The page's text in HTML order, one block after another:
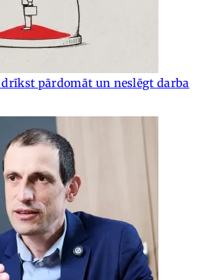
drīkst pārdomāt un neslēgt darba